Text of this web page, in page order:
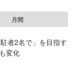
月間
者2名で」を目指す
変化